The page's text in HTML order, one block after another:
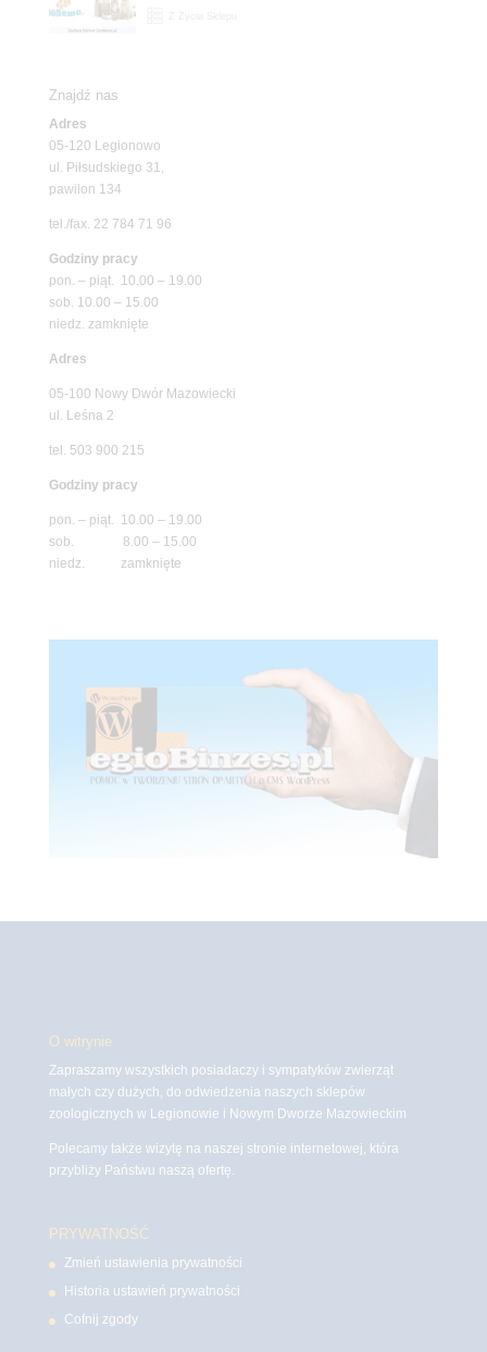
Znajdź nas
Adres
05-120 Legionowo
ul. Piłsudskiego 31,
pawilon 134
tel./fax. 22 784 71 96
Godziny pracy
pon. – piąt. 10.00 – 19.00
sob. 10.00 – 15.00
niedz. zamknięte
Adres
05-100 Nowy Dwór Mazowiecki
ul. Leśna 2
tel. 503 900 215
Godziny pracy
pon. – piąt. 10.00 – 19.00
sob. 8.00 – 15.00
niedz. zamknięte
O witrynie
Zapraszamy wszystkich posiadaczy i sympatyków zwierząt
małych czy dużych, do odwiedzenia naszych sklepów
zoologicznych w Legionowie i Nowym Dworze Mazowieckim
Polecamy także wizytę na naszej stronie internetowej, która
przybliży Państwu naszą ofertę.
PRYWATNOŚĆ
Zmień ustawienia prywatności
Historia ustawień prywatności
Cofnij zgody